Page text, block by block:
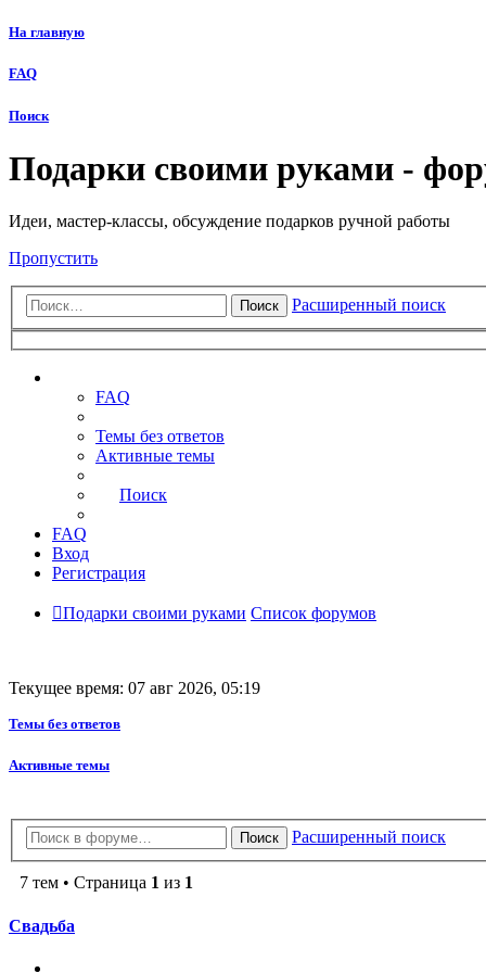
На главную
FAQ
Поиск
Подарки своими руками -
Идеи, мастер-классы, обсуждение подарков ручной работы
Пропустить
Поиск Расширенный поиск
FAQ
Темы без ответов
Активные темы
Поиск
FAQ
Вход
Регистрация
Подарки своими руками Список форумов
Текущее время: 07 авг 2026, 05:19
Темы без ответов
Активные темы
Поиск Расширенный поиск
7 тем • Страница 1 из 1
Свадьба